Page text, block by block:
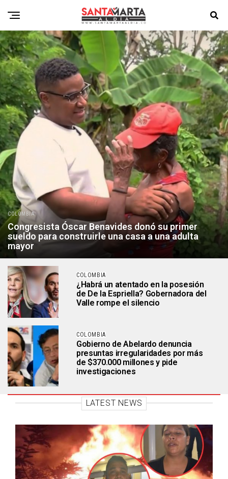
COLOMBIA
Congresista Óscar Benavides donó su primer
sueldo para construirle una casa a una adulta
mayor
COLOMBIA
¿Habrá un atentado en la posesión
de De la Espriella? Gobernadora del
Valle rompe el silencio
COLOMBIA
Gobierno de Abelardo denuncia
presuntas irregularidades por más
de $370.000 millones y pide
investigaciones
LATEST NEWS